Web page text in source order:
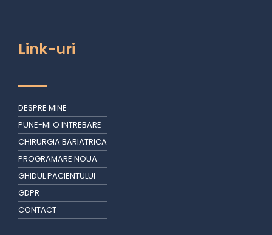
Link-uri
DESPRE MINE
PUNE-MI O INTREBARE
CHIRURGIA BARIATRICA
PROGRAMARE NOUA
GHIDUL PACIENTULUI
GDPR
CONTACT